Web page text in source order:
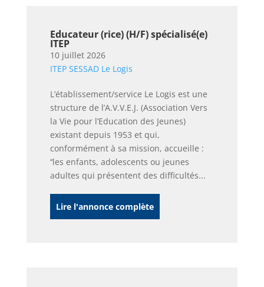
Educateur (rice) (H/F) spécialisé(e)
ITEP
10 juillet 2026
ITEP SESSAD Le Logis
L’établissement/service Le Logis est une
structure de l’A.V.V.E.J. (Association Vers
la Vie pour l’Education des Jeunes)
existant depuis 1953 et qui,
conformément à sa mission, accueille :
‘‘les enfants, adolescents ou jeunes
adultes qui présentent des difficultés...
Lire l'annonce complète